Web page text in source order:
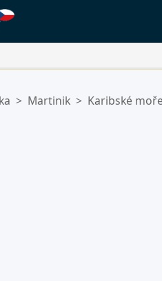
je prázdný.
> Martinik > Karibské moře